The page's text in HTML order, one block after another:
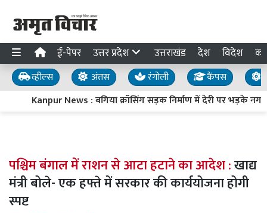
ई-पेपर उत्तर प्रदेश उत्तराखंड देश विदेश
व्हील्स अंतस रंगोली कैंपस
Kanpur News : बगिया क्रॉसिंग सड़क निर्माण में देरी पर भड़के
पश्चिम बंगाल में राशन से आटा हटाने का आदेश :खाद्य
मंत्री बोले- एक हफ्ते में सरकार की कार्ययोजना होगी
स्पष्ट